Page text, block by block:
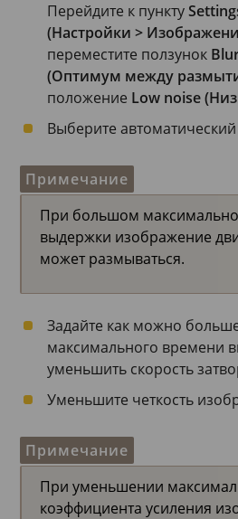
Перейдите к пункту
(Настройки >
переместите ползунок
(Оптимум между
положение Low noise
Выберите
Примечание
При большом
выдержки изображение
может размываться.
Задайте как можно
максимального времени
уменьшить скорость
Уменьшите четкость
Примечание
При уменьшении
коэффициента усиления